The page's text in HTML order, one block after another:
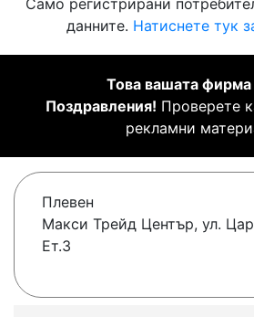
Само регистрирани
данните. Натиснете тук
Това вашата фирма
Поздравления! Проверете
рекламни
Плевен
Макси Трейд Център, ул.
Ет.3